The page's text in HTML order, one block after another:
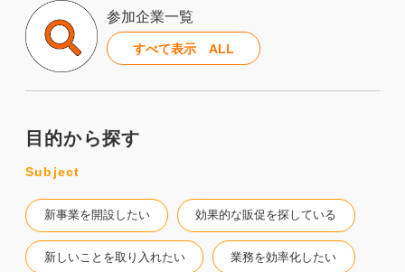
参加企業一覧
すべて表示 ALL
目的から探す
Subject
新事業を開設したい 効果的な販促を探している
新しいことを取り入れたい 業務を効率化したい